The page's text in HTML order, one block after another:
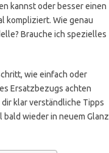
kannst oder besser einen
kompliziert. Wie genau
Brauche ich spezielles
wie einfach oder
Ersatzbezugs achten
klar verständliche Tipps
wieder in neuem Glanz